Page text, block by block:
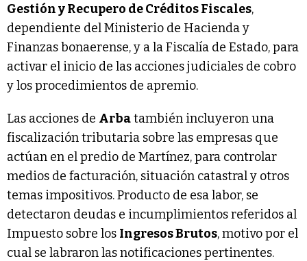
Gestión y Recupero de Créditos Fiscales,
dependiente del Ministerio de Hacienda y
Finanzas bonaerense, y a la Fiscalía de Estado, para
activar el inicio de las acciones judiciales de cobro
y los procedimientos de apremio.
Las acciones de Arbatambién incluyeron una
fiscalización tributaria sobre las empresas que
actúan en el predio de Martínez, para controlar
medios de facturación, situación catastral y otros
temas impositivos. Producto de esa labor, se
detectaron deudas e incumplimientos referidos al
Impuesto sobre los Ingresos Brutos, motivo por el
cual se labraron las notificaciones pertinentes.